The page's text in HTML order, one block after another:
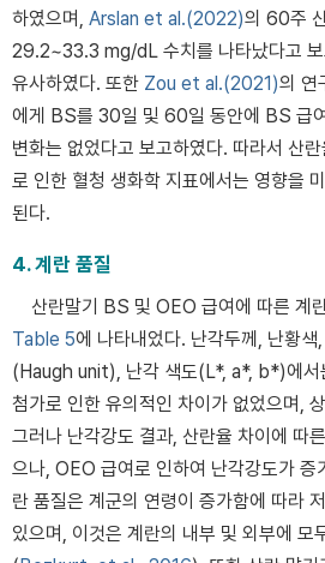
하였으며, Arslan et al.(2022)의 60주
29.2~33.3 mg/dL 수치를 나타났다고 보
유사하였다. 또한 Zou et al.(2021)의 연
에게 BS를 30일 및 60일 동안에 BS 급
변화는 없었다고 보고하였다. 따라서 산
로 인한 혈청 생화학 지표에서는 영향을
된다.
4. 계란 품질
산란말기 BS 및 OEO 급여에 따른 계
Table 5에 나타내었다. 난각두께, 난황색
(Haugh unit), 난각 색도(L*, a*, b*)에서
첨가로 인한 유의적인 차이가 없었으며,
그러나 난각강도 결과, 산란율 차이에 따
으나, OEO 급여로 인하여 난각강도가 증
란 품질은 계군의 연령이 증가함에 따라
있으며, 이것은 계란의 내부 및 외부에 모